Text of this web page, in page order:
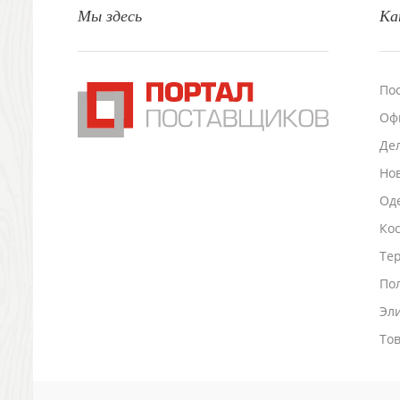
Подставки для визиток записок телефонов
Промо
Антистрессы
Мы здесь